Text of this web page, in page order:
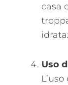
casa
Uso
L’uso